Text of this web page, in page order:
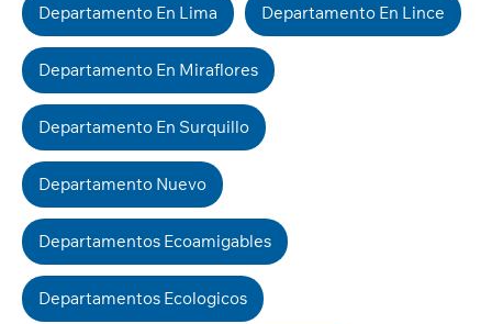
Departamento En Lima Departamento En Lince
Departamento En Miraflores
Departamento En Surquillo
Departamento Nuevo
Departamentos Ecoamigables
Departamentos Ecologicos